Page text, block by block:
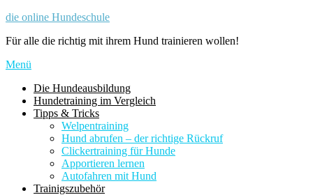
Zum
springen
die online Hundeschule
Für alle die richtig mit ihrem Hund trainieren wollen!
Menü
Die Hundeausbildung
Hundetraining im Vergleich
Tipps & Tricks
Welpentraining
Hund abrufen – der richtige Rückruf
Clickertraining für Hunde
Apportieren lernen
Autofahren mit Hund
Trainigszubehör